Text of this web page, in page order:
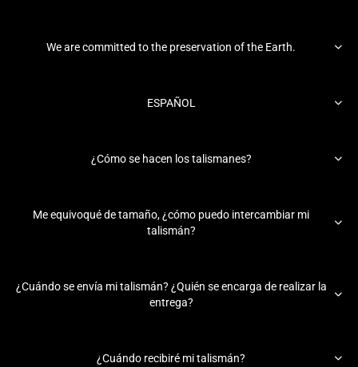
We are committed to the preservation of the Earth. 
ESPAÑOL 
¿Cómo se hacen los talismanes? 
Me equivoqué de tamaño, ¿cómo puedo intercambiar mi
talismán?

¿Cuándo se envía mi talismán? ¿Quién se encarga de realizar la
entrega?

¿Cuándo recibiré mi talismán? 